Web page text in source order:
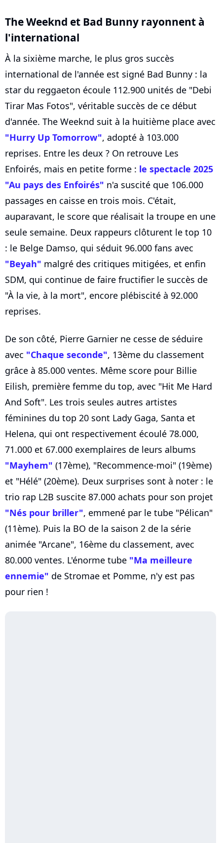
The Weeknd et Bad Bunny rayonnent à
l'international
À la sixième marche, le plus gros succès
international de l'année est signé Bad Bunny : la
star du reggaeton écoule 112.900 unités de "Debi
Tirar Mas Fotos", véritable succès de ce début
d'année. The Weeknd suit à la huitième place avec
"Hurry Up Tomorrow", adopté à 103.000
reprises. Entre les deux ? On retrouve Les
Enfoirés, mais en petite forme : le spectacle 2025
"Au pays des Enfoirés" n'a suscité que 106.000
passages en caisse en trois mois. C'était,
auparavant, le score que réalisait la troupe en une
seule semaine. Deux rappeurs clôturent le top 10
: le Belge Damso, qui séduit 96.000 fans avec
"Beyah" malgré des critiques mitigées, et enfin
SDM, qui continue de faire fructifier le succès de
"À la vie, à la mort", encore plébiscité à 92.000
reprises.
De son côté, Pierre Garnier ne cesse de séduire
avec "Chaque seconde", 13ème du classement
grâce à 85.000 ventes. Même score pour Billie
Eilish, première femme du top, avec "Hit Me Hard
And Soft". Les trois seules autres artistes
féminines du top 20 sont Lady Gaga, Santa et
Helena, qui ont respectivement écoulé 78.000,
71.000 et 67.000 exemplaires de leurs albums
"Mayhem" (17ème), "Recommence-moi" (19ème)
et "Hélé" (20ème). Deux surprises sont à noter : le
trio rap L2B suscite 87.000 achats pour son projet
"Nés pour briller", emmené par le tube "Pélican"
(11ème). Puis la BO de la saison 2 de la série
animée "Arcane", 16ème du classement, avec
80.000 ventes. L'énorme tube "Ma meilleure
ennemie" de Stromae et Pomme, n'y est pas
pour rien !